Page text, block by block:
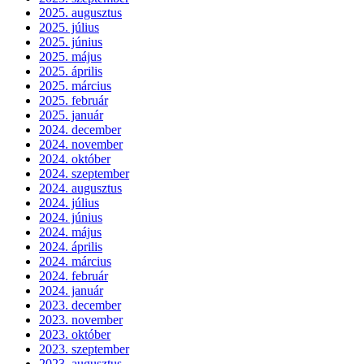
2025. augusztus
2025. július
2025. június
2025. május
2025. április
2025. március
2025. február
2025. január
2024. december
2024. november
2024. október
2024. szeptember
2024. augusztus
2024. július
2024. június
2024. május
2024. április
2024. március
2024. február
2024. január
2023. december
2023. november
2023. október
2023. szeptember